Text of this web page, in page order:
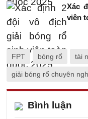
Xác
viên
FPT bóng rổ tài
giải bóng rổ chuyên
Bình luận